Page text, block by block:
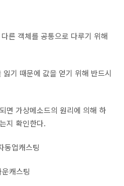
른 객체를 공통으로 다루기 위해
기 때문에 값을 얻기 위해 반드시
면 가상메소드의 원리에 의해 하
지 확인한다.
업캐스팅
캐스팅